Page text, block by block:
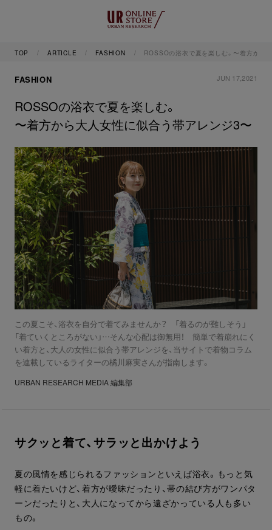
TOP ARTICLE FASHION ROSSOの浴衣で夏を楽しむ。〜着方から
FASHION JUN 17,2021
ROSSOの浴衣で夏を楽しむ。
〜着方から大人女性に似合う帯アレンジ3〜
この夏こそ、浴衣を自分で着てみませんか？ 「着るのが難しそう」
「着ていくところがない」…そんな心配は御無用！ 簡単で着崩れにく
い着方と、大人の女性に似合う帯アレンジを、当サイトで着物コラム
を連載しているライターの橘川麻実さんが指南します。
URBAN RESEARCH MEDIA 編集部
サクッと着て、サラッと出かけよう
夏の風情を感じられるファッションといえば浴衣。もっと気
軽に着たいけど、着方が曖昧だったり、帯の結び方がワンパタ
ーンだったりと、大人になってから遠ざかっている人も多い
もの。